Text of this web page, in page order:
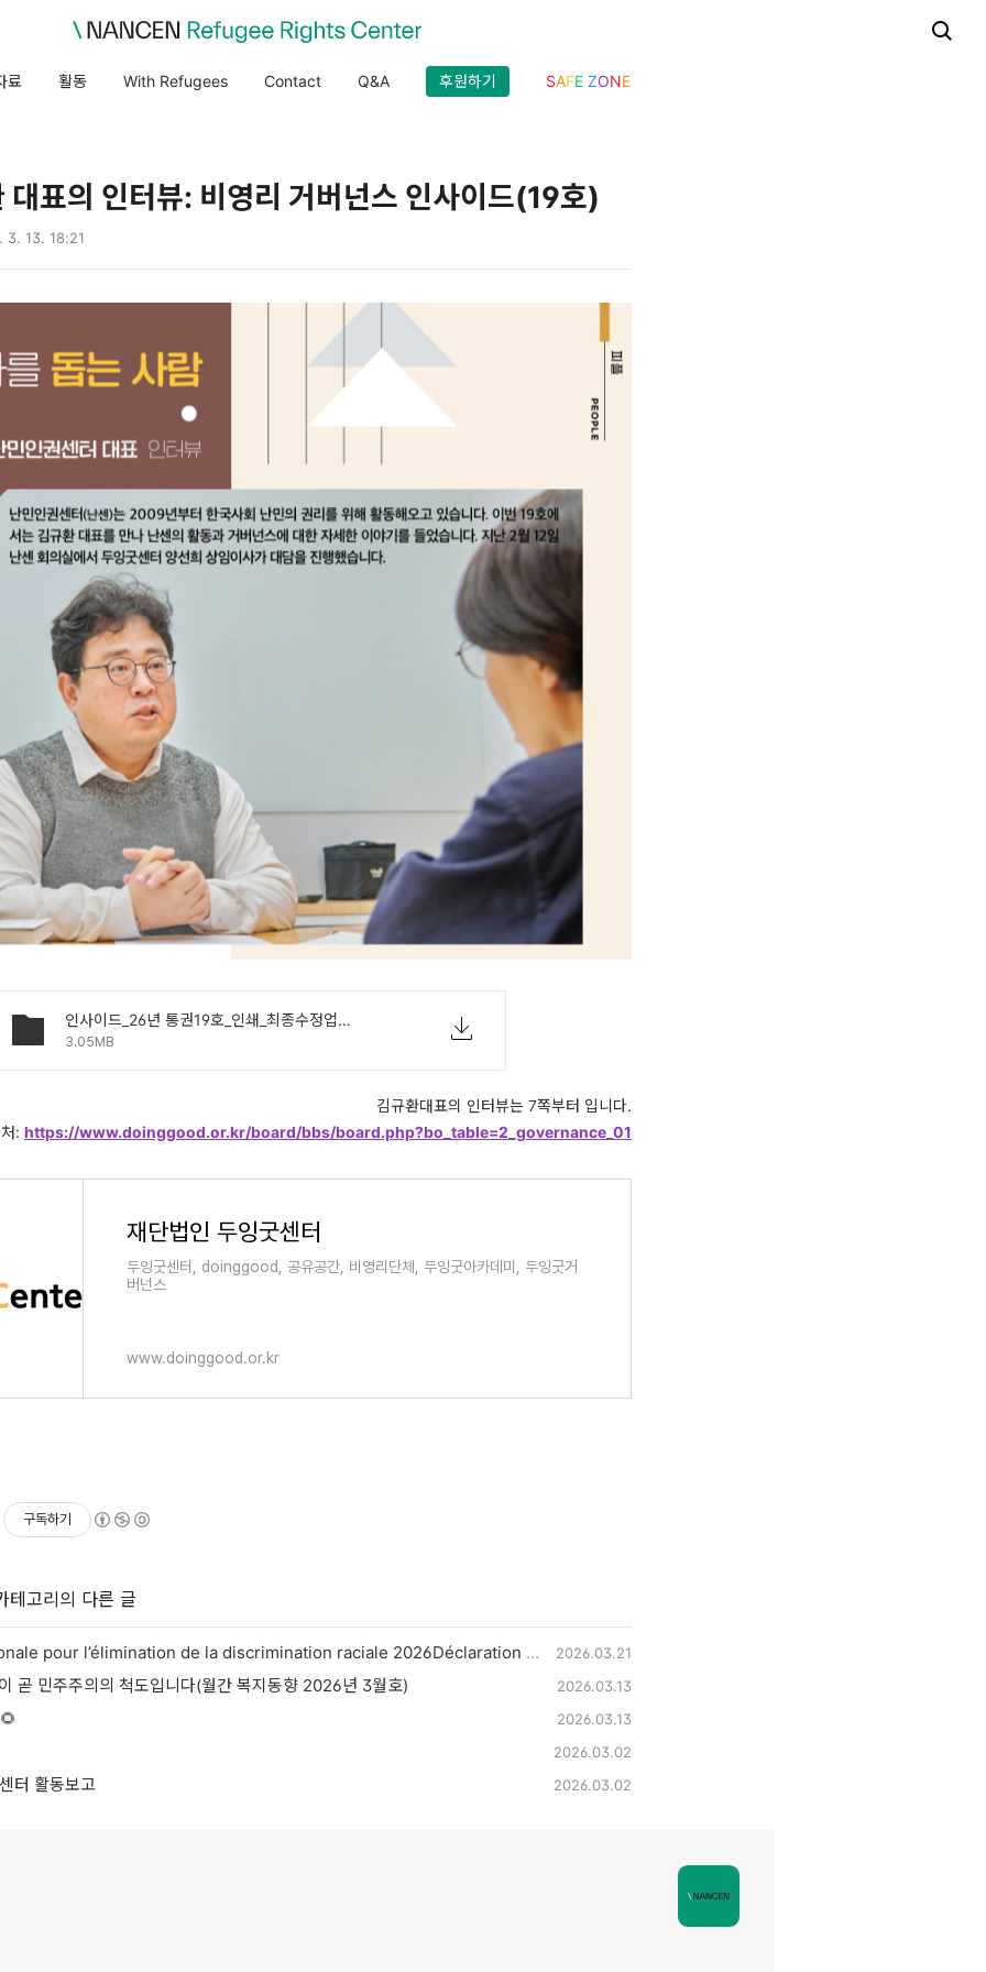
료 활동 With Refugees Contact Q&A 후원하기 SAFE ZONE
대표의 인터뷰: 비영리 거버넌스 인사이드(19호)
3. 13. 18:21
인사이드_26년 통권19호_인쇄_최종수정업로드용3.pdf
3.05MB
김규환대표의 인터뷰는 7쪽부터 입니다.
: https://www.doinggood.or.kr/board/bbs/board.php?bo_table=2_governance_01
재단법인 두잉굿센터
두잉굿센터, doinggood, 공유공간, 비영리단체, 두잉굿아카데미, 두잉굿거
버넌스
www.doinggood.or.kr
구독하기
테고리의 다른 글
Journée internationale pour l’élimination de la discrimination raciale 2026Déclaration des organisations de défense des droits des migrants 2026.03.21
곧 민주주의의 척도입니다(월간 복지동향 2026년 3월호) 2026.03.13
2026.03.13
2026.03.02
터 활동보고 2026.03.02